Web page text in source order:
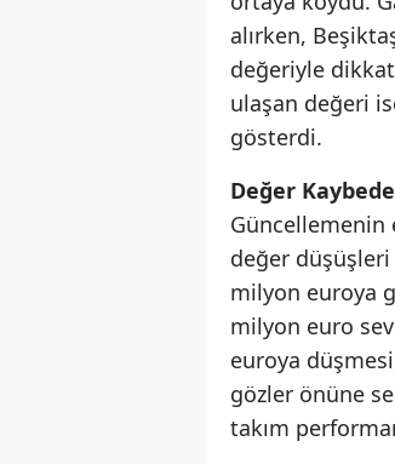
alırken,
değeriyle dikkat
ulaşan değeri
gösterdi.
Değer
Güncellemenin
değer düşüşleri
milyon euroya
milyon euro
euroya
gözler önüne
takım